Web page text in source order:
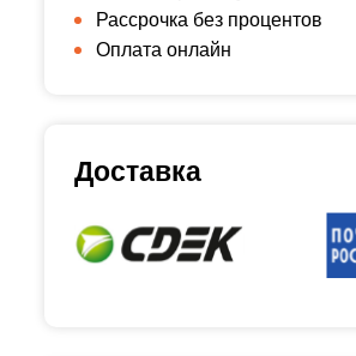
Рассрочка без процентов
Оплата онлайн
Доставка